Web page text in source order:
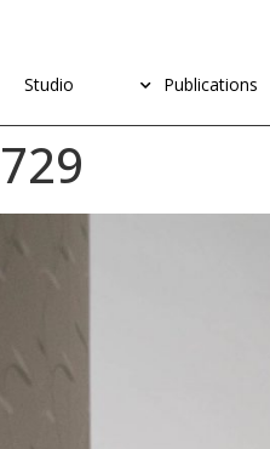
Publications
Studio